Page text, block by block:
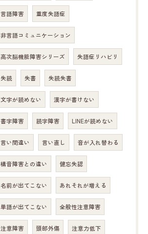
言語障害 重度失語症
非言語コミュニケーション
高次脳機能障害シリーズ 失語症リハビリ
失読 失書 失読失書
文字が読めない 漢字が書けない
書字障害 読字障害 LINEが読めない
言い間違い 言い直し 音が入れ替わる
構音障害との違い 健忘失認
名前が出てこない あれそれが増える
単語が出てこない 全般性注意障害
注意障害 頭部外傷 注意力低下